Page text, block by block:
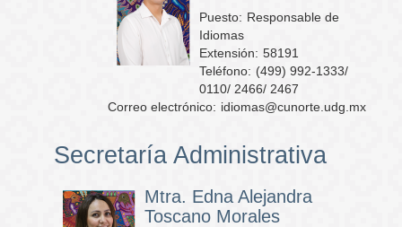
Puesto: Responsable de
Idiomas
Extensión: 58191
Teléfono: (499) 992-1333/
0110/ 2466/ 2467
Correo electrónico: idiomas@cunorte.udg.mx
Secretaría Administrativa
Mtra. Edna Alejandra
Toscano Morales